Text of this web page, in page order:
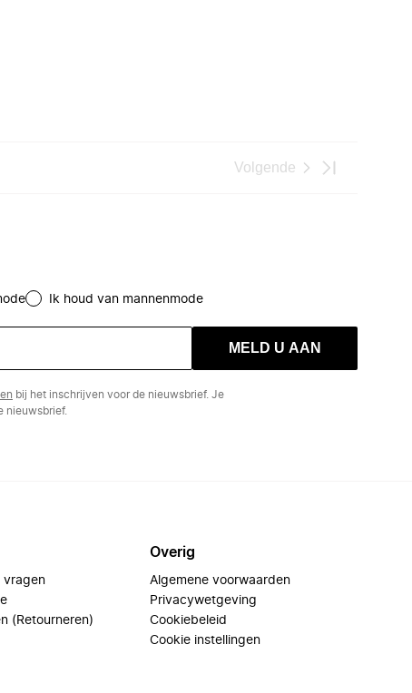
Volgende
Ik houd van mannenmode
MELD U AAN
bij het inschrijven voor de nieuwsbrief. Je
nieuwsbrief.
vragen
(Retourneren)
Overig
Algemene voorwaarden
Privacywetgeving
Cookiebeleid
Cookie instellingen